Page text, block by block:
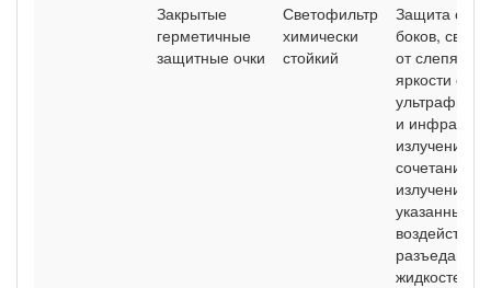
Закрытые
герметичные
защитные очки
Светофильтр
химически
стойкий
Защита
боков,
от слепящей
яркости
и
излучений и
сочетания
излучений
указанных
жидкостей и